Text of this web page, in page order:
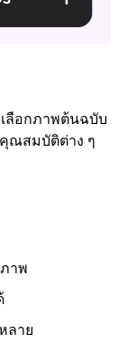
ลือกภาพต้นฉบับ
ณสมบัติต่าง ๆ
าพ
ลาย